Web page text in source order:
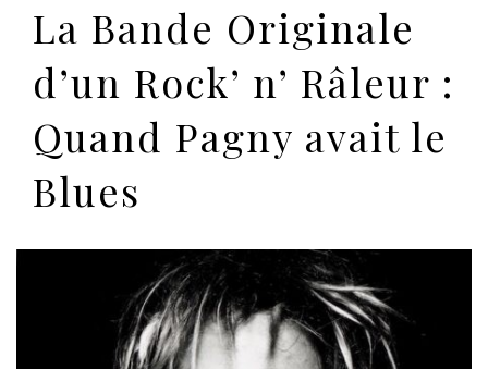
La Bande Originale
d’un Rock’ n’ Râleur :
Quand Pagny avait le
Blues